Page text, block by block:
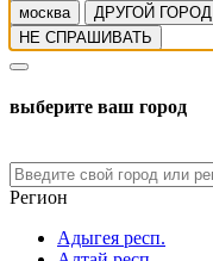
москва ДРУГОЙ ГОРОД
НЕ СПРАШИВАТЬ
выберите ваш город
Регион
Адыгея респ.